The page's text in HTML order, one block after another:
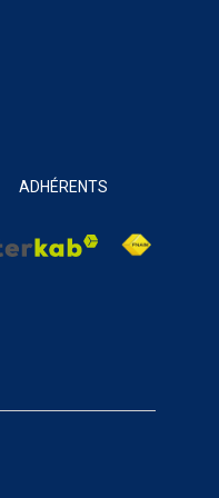
ADHÉRENTS